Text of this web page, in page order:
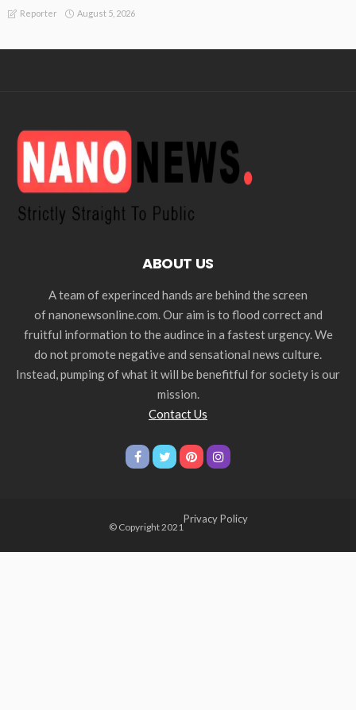
Reporter August 5, 2026
ABOUT US
A team of experinced hands are behind the screen
of nanonewsonline.com. Our aim is to flood correct and
fruitful information to the audince in a fastest urgency. We
do not promote negative and sensational news culture.
Instead, pumping of what it will be benefitful for society is our
mission.
Contact Us
© Copyright 2021
Privacy Policy